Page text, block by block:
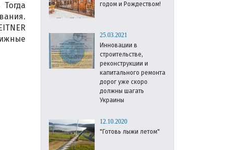
годом и Рождеством!
25.03.2021
Инновации в
строительстве,
реконструкции и
капитального ремонта
дорог уже скоро
должны шагать
Украины
12.10.2020
"Готовь лыжи летом"